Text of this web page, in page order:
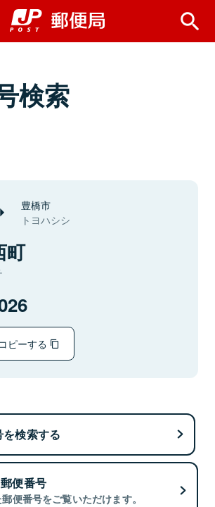
検索
豊橋市
トヨハシシ
町
ピーする
検索する
便番号
便番号をご覧いただけます。